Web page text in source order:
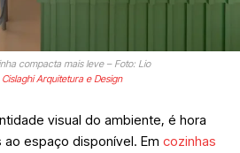
compacta mais leve – Foto: Lio
Cislaghi Arquitetura e Design
visual do ambiente, é hora
espaço disponível. Em cozinhas